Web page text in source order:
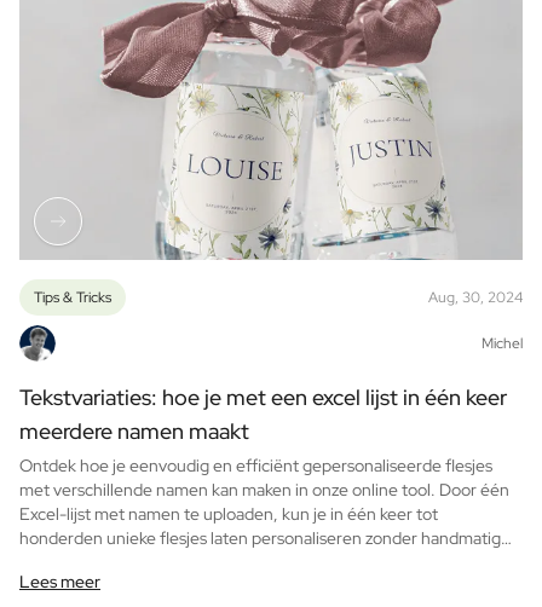
Tips & Tricks Aug, 30, 2024
Michel
Tekstvariaties: hoe je met een excel lijst in één keer
meerdere namen maakt
Ontdek hoe je eenvoudig en efficiënt gepersonaliseerde flesjes
met verschillende namen kan maken in onze online tool. Door één
Excel-lijst met namen te uploaden, kun je in één keer tot
honderden unieke flesjes laten personaliseren zonder handmatig
werkt.
Lees meer